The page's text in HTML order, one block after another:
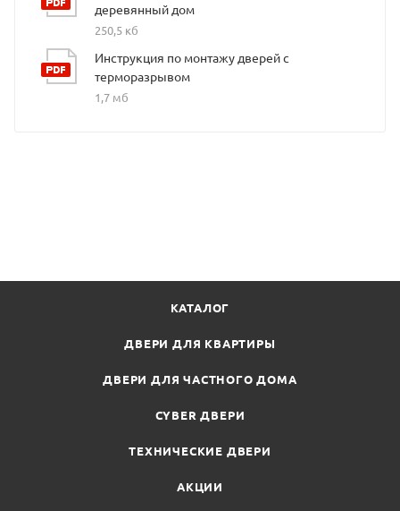
деревянный дом
250,5 кб
Инструкция по монтажу дверей с
терморазрывом
1,7 мб
КАТАЛОГ
ДВЕРИ ДЛЯ КВАРТИРЫ
ДВЕРИ ДЛЯ ЧАСТНОГО ДОМА
CYBER ДВЕРИ
ТЕХНИЧЕСКИЕ ДВЕРИ
АКЦИИ